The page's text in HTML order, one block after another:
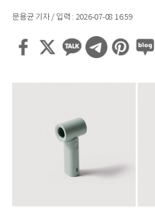
문용균 기자 / 입력 : 2026-07-08 16:59